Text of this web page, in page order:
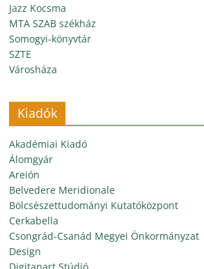
Jazz Kocsma
MTA SZAB székház
Somogyi-könyvtár
SZTE
Városháza
Kiadók
Akadémiai Kiadó
Álomgyár
Areión
Belvedere Meridionale
Bölcsészettudományi Kutatóközpont
Cerkabella
Csongrád-Csanád Megyei Önkormányzat
Design